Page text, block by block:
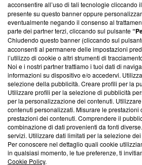
Su di noi
Team editoriale
Corporate
Redazione
Informativa Privacy
Cookie Policy
Blasting SA, IDI CHE-247.845.224, Via
Lugano (Svizzera) Tel:+39 0690258937
© 2026 Blasting News
acconsentire all’uso di tali tecnologie cliccando
presente su questo banner oppure
eventualmente negando il consenso al
parte dei partner terzi, cliccando sul pulsante
Chiudendo questo banner (cliccando sul
acconsenti al permanere delle impostazioni
l’utilizzo di cookie o altri strumenti di
Noi e i nostri partner trattiamo i tuoi dati di
informazioni su dispositivo e/o accedervi.
selezione della pubblicità. Creare profili per la
Utilizzare profili per la selezione di pubblicità
per la personalizzazione dei contenuti.
contenuti personalizzati. Misurare le
prestazioni dei contenuti. Comprendere il
combinazione di dati provenienti da fonti
servizi. Utilizzare dati limitati per la selezione
Per conoscere nel dettaglio quali cookie
in qualsiasi momento, le tue preferenze, ti
Cookie Policy.